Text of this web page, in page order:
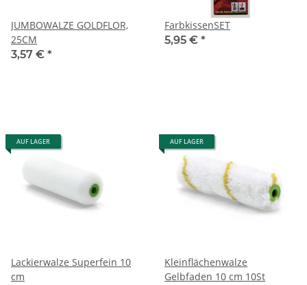
JUMBOWALZE GOLDFLOR,
25CM
3,57 € *
FarbkissenSET
5,95 € *
AUF LAGER
Lackierwalze Superfein 10
cm
AUF LAGER
Kleinflächenwalze
Gelbfaden 10 cm 10St